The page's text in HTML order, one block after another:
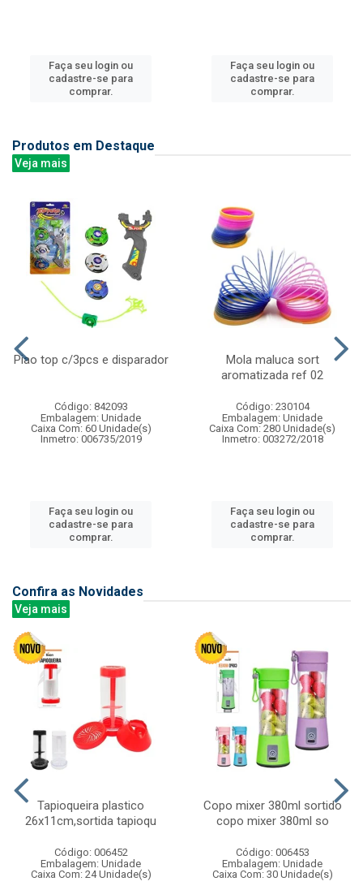
Faça seu login ou
cadastre-se para
comprar.
Faça seu login ou
cadastre-se para
comprar.
Produtos em Destaque
Veja mais
Piao top c/3pcs e disparador
Código: 842093
Embalagem: Unidade
Caixa Com: 60 Unidade(s)
Inmetro: 006735/2019
Faça seu login ou
cadastre-se para
comprar.
Mola maluca sort
aromatizada ref 02
Código: 230104
Embalagem: Unidade
Caixa Com: 280 Unidade(s)
Inmetro: 003272/2018
Faça seu login ou
cadastre-se para
comprar.
Confira as Novidades
Veja mais
Tapioqueira plastico
26x11cm,sortida tapioqu
Código: 006452
Embalagem: Unidade
Caixa Com: 24 Unidade(s)
Copo mixer 380ml sortido
copo mixer 380ml so
Código: 006453
Embalagem: Unidade
Caixa Com: 30 Unidade(s)